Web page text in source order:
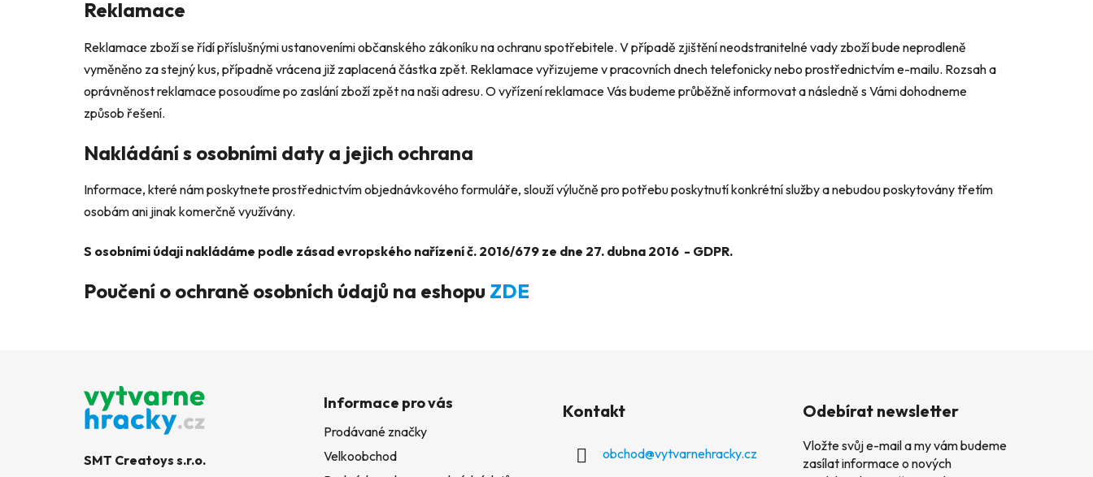
Reklamace
Reklamace zboží se řídí příslušnými ustanoveními občanského zákoníku na ochranu spotřebitele. V případě zjištění neodstranitelné vady zboží bude neprodleně
vyměněno za stejný kus, případně vrácena již zaplacená částka zpět. Reklamace vyřizujeme v pracovních dnech telefonicky nebo prostřednictvím e-mailu. Rozsah a
oprávněnost reklamace posoudíme po zaslání zboží zpět na naši adresu. O vyřízení reklamace Vás budeme průběžně informovat a následně s Vámi dohodneme
způsob řešení.
Nakládání s osobními daty a jejich ochrana
Informace, které nám poskytnete prostřednictvím objednávkového formuláře, slouží výlučně pro potřebu poskytnutí konkrétní služby a nebudou poskytovány třetím
osobám ani jinak komerčně využívány.
S osobními údaji nakládáme podle zásad evropského nařízeníč. 2016/679 ze dne 27. dubna 2016 - GDPR.
Poučení o ochraně osobních údajů na eshopu ZDE
SMT Creatoys s.r.o.
Informace pro vás
Prodávané značky
Velkoobchod
Kontakt
obchod@vytvarnehracky.cz
Odebírat newsletter
Vložte svůj e-mail a my vám budeme
zasílat informace o nových